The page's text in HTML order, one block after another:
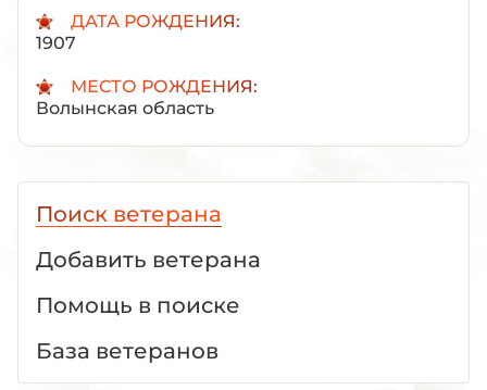
ДАТА РОЖДЕНИЯ:
1907
МЕСТО РОЖДЕНИЯ:
Волынская область
Поиск ветерана
Добавить ветерана
Помощь в поиске
База ветеранов